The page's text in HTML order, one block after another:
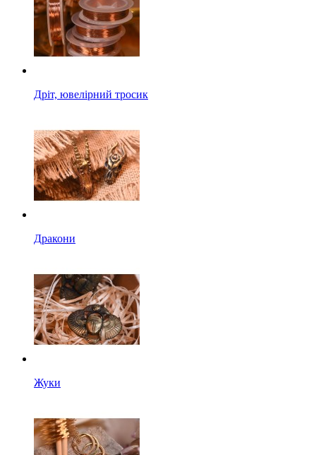
Дріт, ювелірний тросик
Дракони
Жуки